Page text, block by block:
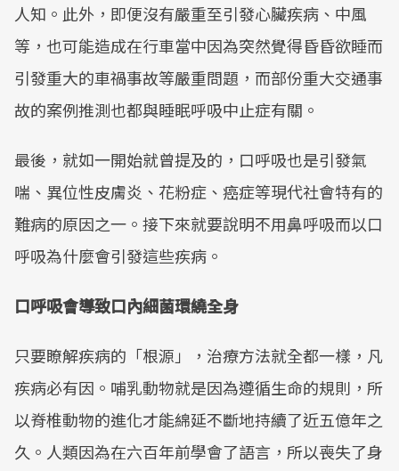
人知。此外，即便沒有嚴重至引發心臟疾病、中風
等，也可能造成在行車當中因為突然覺得昏昏欲睡而
引發重大的車禍事故等嚴重問題，而部份重大交通事
故的案例推測也都與睡眠呼吸中止症有關。
最後，就如一開始就曾提及的，口呼吸也是引發氣
喘、異位性皮膚炎、花粉症、癌症等現代社會特有的
難病的原因之一。接下來就要說明不用鼻呼吸而以口
呼吸為什麼會引發這些疾病。
口呼吸會導致口內細菌環繞全身
只要瞭解疾病的「根源」，治療方法就全都一樣，凡
疾病必有因。哺乳動物就是因為遵循生命的規則，所
以脊椎動物的進化才能綿延不斷地持續了近五億年之
久。人類因為在六百年前學會了語言，所以喪失了身